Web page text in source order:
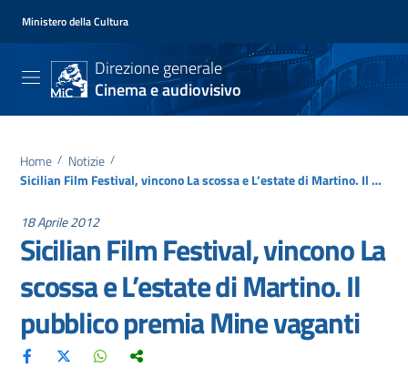
Ministero della Cultura
Direzione generale
Cinema e audiovisivo
Home / Notizie /
Sicilian Film Festival, vincono La scossa e L’estate di Martino. Il pubblico premia Mine vaganti
18 Aprile 2012
Sicilian Film Festival, vincono La
scossa e L’estate di Martino. Il
pubblico premia Mine vaganti